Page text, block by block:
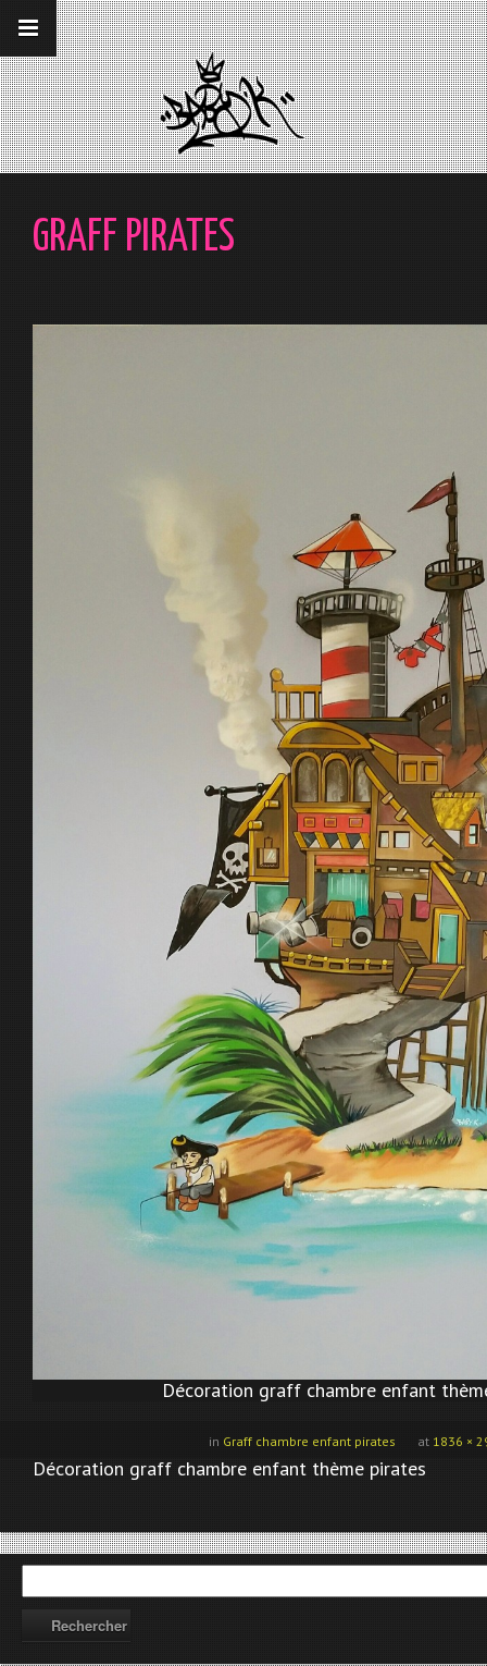
__gaTracker('require', 'displayfeatures');
__gaTracker('send','pageview');
GRAFF PIRATES
Décoration graff chambre enfant
at 1836 ×
in Graff chambre enfant pirates
Décoration graff chambre enfant thème pirates